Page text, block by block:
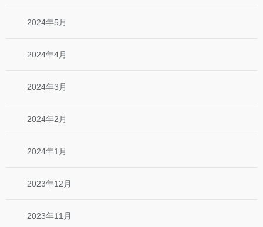
2024年5月
2024年4月
2024年3月
2024年2月
2024年1月
2023年12月
2023年11月